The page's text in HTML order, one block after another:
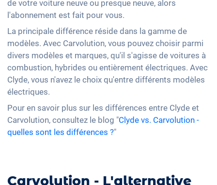
de votre voiture neuve ou presque neuve, alors
l'abonnement est fait pour vous.
La principale différence réside dans la gamme de
modèles. Avec Carvolution, vous pouvez choisir parmi
divers modèles et marques, qu'il s'agisse de voitures à
combustion, hybrides ou entièrement électriques. Avec
Clyde, vous n'avez le choix qu'entre différents modèles
électriques.
Pour en savoir plus sur les différences entre Clyde et
Carvolution, consultez le blog "Clyde vs. Carvolution -
quelles sont les différences ?"
Carvolution - L'alternative